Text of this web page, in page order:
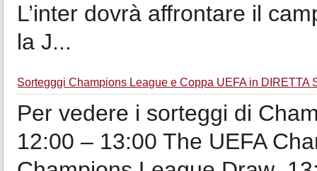
L’inter dovrà affrontare il
la J...
Sortegggi Champions League e Coppa UEFA in DIRETTA
Per vedere i sorteggi di
12:00 – 13:00 The UEFA